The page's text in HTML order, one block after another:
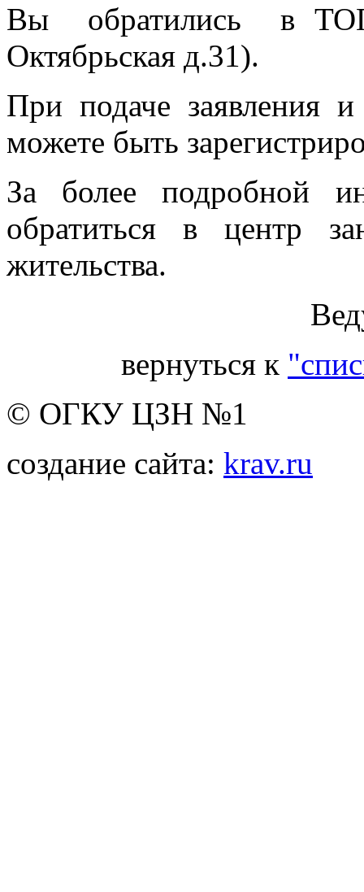
Вы обратились в
Октябрьская д.31).
При подаче заявления
можете быть
За более подробной
обратиться в центр
жительства.
вернуться к
© ОГКУ ЦЗН №1
создание сайта: krav.ru